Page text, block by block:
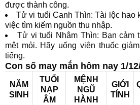
được thành công.
Tử vi tuổi Canh Thìn: Tài lộc hao
việc tìm kiếm nguồn thu nhập.
Tử vi tuổi Nhâm Thìn: Bạn cảm
mệt mỏi. Hãy uống viên thuốc
tiếng.
Con số may mắn hôm nay 1/
NĂM
SINH
TUỔI
NẠP
ÂM
MỆNH
NGŨ
HÀNH
GIỚI
TÍNH